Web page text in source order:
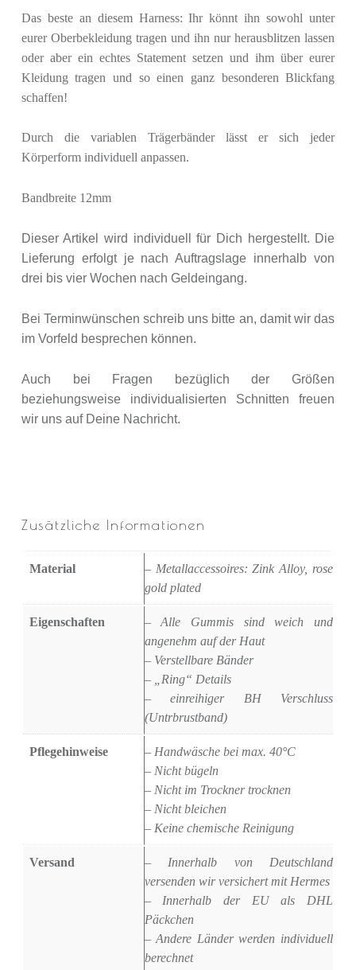
Das beste an diesem Harness: Ihr könnt ihn sowohl unter
eurer Oberbekleidung tragen und ihn nur herausblitzen lassen
oder aber ein echtes Statement setzen und ihm über eurer
Kleidung tragen und so einen ganz besonderen Blickfang
schaffen!
Durch die variablen Trägerbänder lässt er sich jeder
Körperform individuell anpassen.
Bandbreite 12mm
Dieser Artikel wird individuell für Dich hergestellt. Die
Lieferung erfolgt je nach Auftragslage innerhalb von
drei bis vier Wochen nach Geldeingang.
Bei Terminwünschen schreib uns bitte an, damit wir das
im Vorfeld besprechen können.
Auch bei Fragen bezüglich der Größen
beziehungsweise individualisierten Schnitten freuen
wir uns auf Deine Nachricht.
Zusätzliche Informationen
Material
– Metallaccessoires: Zink Alloy, rose
gold plated
Eigenschaften
– Alle Gummis sind weich und
angenehm auf der Haut
– Verstellbare Bänder
– „Ring“ Details
– einreihiger BH Verschluss
(Untrbrustband)
Pflegehinweise
– Handwäsche bei max. 40°C
– Nicht bügeln
– Nicht im Trockner trocknen
– Nicht bleichen
– Keine chemische Reinigung
Versand
– Innerhalb von Deutschland
versenden wir versichert mit Hermes
– Innerhalb der EU als DHL
Päckchen
– Andere Länder werden individuell
berechnet